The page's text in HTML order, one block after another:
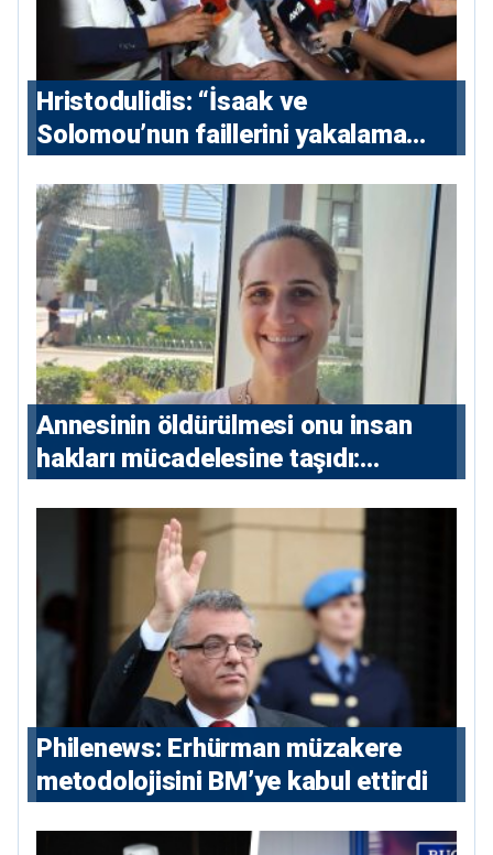
Hristodulidis: “İsaak ve
Solomou’nun faillerini yakalama
ve 5 uluslararası tutuklama emri
çıkarıldı”
Annesinin öldürülmesi onu insan
hakları mücadelesine taşıdı:
hikayesi
Philenews: Erhürman müzakere
metodolojisini BM’ye kabul ettirdi